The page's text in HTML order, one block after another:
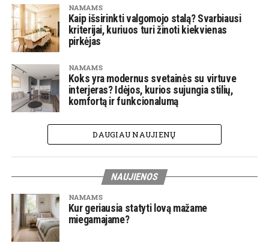
NAMAMS
Kaip išsirinkti valgomojo stalą? Svarbiausi
kriterijai, kuriuos turi žinoti kiekvienas
pirkėjas
NAMAMS
Koks yra modernus svetainės su virtuve
interjeras? Idėjos, kurios sujungia stilių,
komfortą ir funkcionalumą
DAUGIAU NAUJIENŲ
NAUJIENOS
NAMAMS
Kur geriausia statyti lovą mažame
miegamajame?